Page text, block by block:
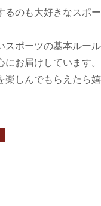
るのも大好きなスポー
スポーツの基本ルール
お届けしています。
楽しんでもらえたら嬉